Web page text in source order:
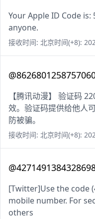
Your Apple ID Code
anyone.
接收时间: 北京时间(+8):
【腾讯动漫】 验证码
效。验证码提供给他人
防被骗。
接收时间: 北京时间(+8):
[Twitter]Use the code
mobile number. For
others